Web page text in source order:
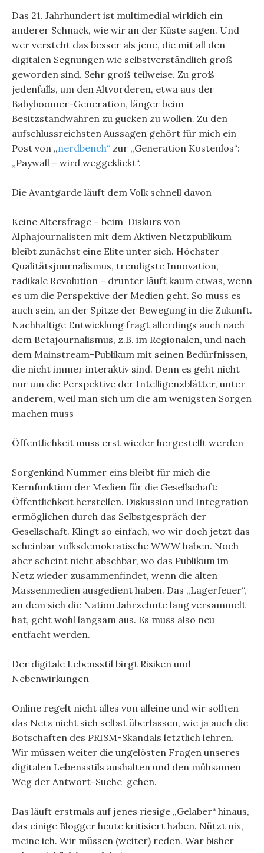
Das 21. Jahrhundert ist multimedial wirklich ein
anderer Schnack, wie wir an der Küste sagen. Und
wer versteht das besser als jene, die mit all den
digitalen Segnungen wie selbstverständlich groß
geworden sind. Sehr groß teilweise. Zu groß
jedenfalls, um den Altvorderen, etwa aus der
Babyboomer-Generation, länger beim
Besitzstandwahren zu gucken zu wollen. Zu den
aufschlussreichsten Aussagen gehört für mich ein
Post von „nerdbench“ zur „Generation Kostenlos“:
„Paywall – wird weggeklickt“.
Die Avantgarde läuft dem Volk schnell davon
Keine Altersfrage – beim Diskurs von
Alphajournalisten mit dem Aktiven Netzpublikum
bleibt zunächst eine Elite unter sich. Höchster
Qualitätsjournalismus, trendigste Innovation,
radikale Revolution – drunter läuft kaum etwas, wenn
es um die Perspektive der Medien geht. So muss es
auch sein, an der Spitze der Bewegung in die Zukunft.
Nachhaltige Entwicklung fragt allerdings auch nach
dem Betajournalismus, z.B. im Regionalen, und nach
dem Mainstream-Publikum mit seinen Bedürfnissen,
die nicht immer interaktiv sind. Denn es geht nicht
nur um die Perspektive der Intelligenzblätter, unter
anderem, weil man sich um die am wenigsten Sorgen
machen muss
Öffentlichkeit muss erst wieder hergestellt werden
Sorgenkind Nummer eins bleibt für mich die
Kernfunktion der Medien für die Gesellschaft:
Öffentlichkeit herstellen. Diskussion und Integration
ermöglichen durch das Selbstgespräch der
Gesellschaft. Klingt so einfach, wo wir doch jetzt das
scheinbar volksdemokratische WWW haben. Noch
aber scheint nicht absehbar, wo das Publikum im
Netz wieder zusammenfindet, wenn die alten
Massenmedien ausgedient haben. Das „Lagerfeuer“,
an dem sich die Nation Jahrzehnte lang versammelt
hat, geht wohl langsam aus. Es muss also neu
entfacht werden.
Der digitale Lebensstil birgt Risiken und
Nebenwirkungen
Online regelt nicht alles von alleine und wir sollten
das Netz nicht sich selbst überlassen, wie ja auch die
Botschaften des PRISM-Skandals letztlich lehren.
Wir müssen weiter die ungelösten Fragen unseres
digitalen Lebensstils aushalten und den mühsamen
Weg der Antwort-Suche gehen.
Das läuft erstmals auf jenes riesige „Gelaber“ hinaus,
das einige Blogger heute kritisiert haben. Nützt nix,
meine ich. Wir müssen (weiter) reden. War bisher